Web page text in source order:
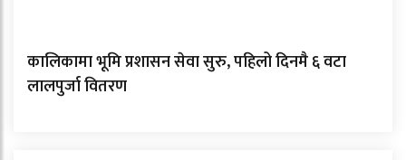
कालिकामा भूमि प्रशासन सेवा सुरु, पहिलो दिनमै ६ वटा
लालपुर्जा वितरण